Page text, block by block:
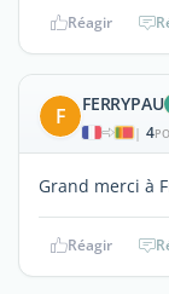
Réagir
F FERRYPAU
| 4
Grand merci à
Réagir